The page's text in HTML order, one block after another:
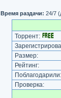
Время раздачи: 24/7
Торрент:
Размер:
Рейтинг:
Поблагодарили:
Проверка: